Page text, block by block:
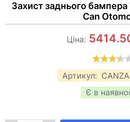
Захист заднього
Can
Артикул:
Є в
Ціна: